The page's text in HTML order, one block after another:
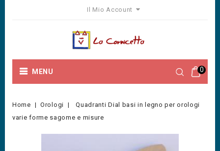
Il Mio Account
0
MENU
Home Orologi
Quadranti Dial basi in legno per orologi
varie forme sagome e misure